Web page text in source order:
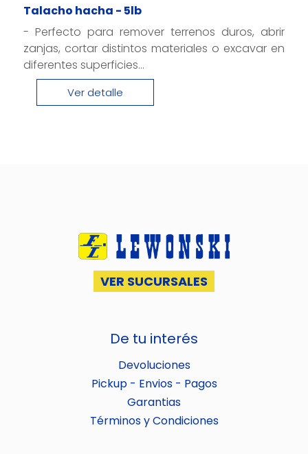
Talacho hacha - 5lb
- Perfecto para remover terrenos duros, abrir
zanjas, cortar distintos materiales o excavar en
diferentes superficies...
Ver detalle
VER SUCURSALES
De tu interés
Devoluciones
Pickup - Envios - Pagos
Garantias
Términos y Condiciones